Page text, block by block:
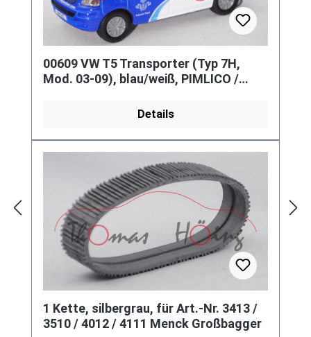
00609 VW T5 Transporter (Typ 7H,
Mod. 03-09), blau/weiß, PIMLICO /
Details
1 Kette, silbergrau, für Art.-Nr. 3413 /
3510 / 4012 / 4111 Menck Großbagger